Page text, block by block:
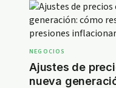
NEGOCIOS
Ajustes de
nueva